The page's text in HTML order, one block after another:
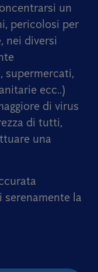
un
pericolosi per
nei diversi
supermercati,
ecc..)
di virus
di tutti,
una
serenamente la